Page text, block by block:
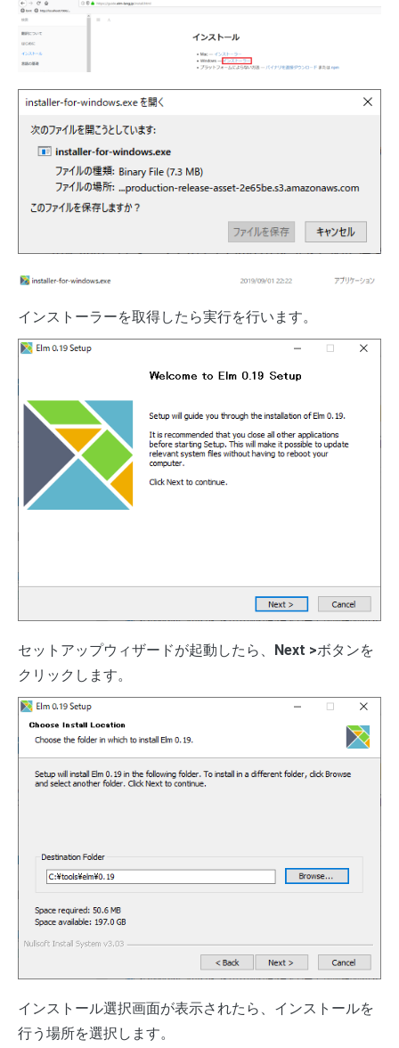
インストーラーを取得したら実行を行います。
セットアップウィザードが起動したら、 Next >ボタンを
クリックします。
インストール選択画面が表示されたら、インストールを
行う場所を選択します。